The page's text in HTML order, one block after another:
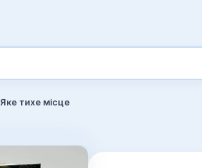
Яке тихе місце